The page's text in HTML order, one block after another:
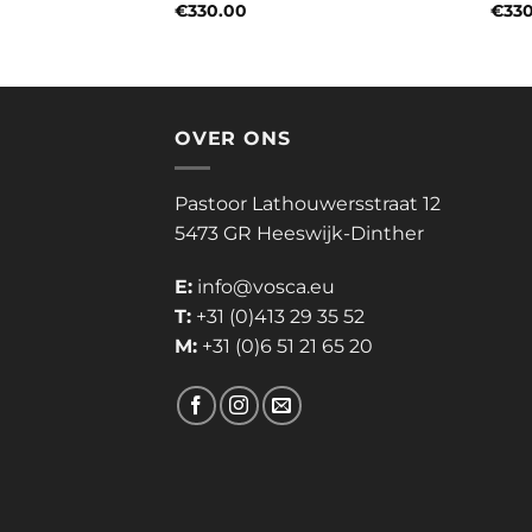
€330.00
€
OVER ONS
Pastoor Lathouwersstraat 12
5473 GR Heeswijk-Dinther
E: info@vosca.eu
T: +31 (0)413 29 35 52
M: +31 (0)6 51 21 65 20